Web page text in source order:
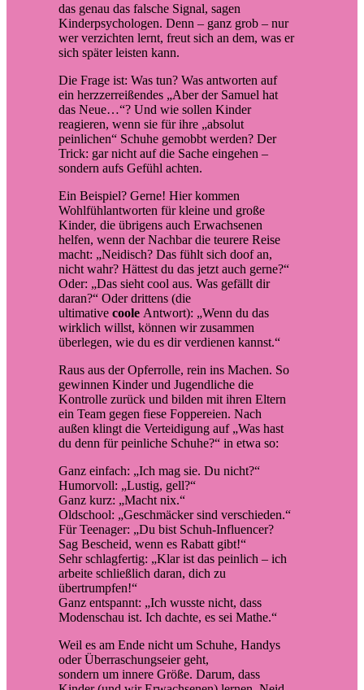
das genau das falsche Signal, sagen
Kinderpsychologen. Denn – ganz grob – nur
wer verzichten lernt, freut sich an dem, was er
sich später leisten kann.
Die Frage ist: Was tun? Was antworten auf
ein herzzerreißendes „Aber der Samuel hat
das Neue…“? Und wie sollen Kinder
reagieren, wenn sie für ihre „absolut
peinlichen“ Schuhe gemobbt werden? Der
Trick: gar nicht auf die Sache eingehen –
sondern aufs Gefühl achten.
Ein Beispiel? Gerne! Hier kommen
Wohlfühlantworten für kleine und große
Kinder, die übrigens auch Erwachsenen
helfen, wenn der Nachbar die teurere Reise
macht: „Neidisch? Das fühlt sich doof an,
nicht wahr? Hättest du das jetzt auch gerne?“
Oder: „Das sieht cool aus. Was gefällt dir
daran?“ Oder drittens (die
ultimative coole Antwort): „Wenn du das
wirklich willst, können wir zusammen
überlegen, wie du es dir verdienen kannst.“
Raus aus der Opferrolle, rein ins Machen. So
gewinnen Kinder und Jugendliche die
Kontrolle zurück und bilden mit ihren Eltern
ein Team gegen fiese Foppereien. Nach
außen klingt die Verteidigung auf „Was hast
du denn für peinliche Schuhe?“ in etwa so:
Ganz einfach: „Ich mag sie. Du nicht?“
Humorvoll: „Lustig, gell?“
Ganz kurz: „Macht nix.“
Oldschool: „Geschmäcker sind verschieden.“
Für Teenager: „Du bist Schuh-Influencer?
Sag Bescheid, wenn es Rabatt gibt!“
Sehr schlagfertig: „Klar ist das peinlich – ich
arbeite schließlich daran, dich zu
übertrumpfen!“
Ganz entspannt: „Ich wusste nicht, dass
Modenschau ist. Ich dachte, es sei Mathe.“
Weil es am Ende nicht um Schuhe, Handys
oder Überraschungseier geht,
sondern um innere Größe. Darum, dass